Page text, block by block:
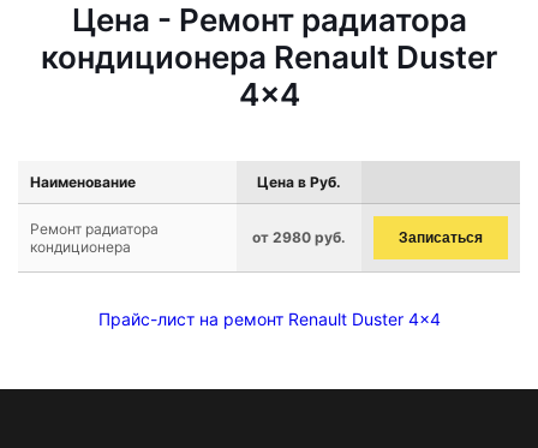
Цена - Ремонт радиатора
кондиционера Renault Duster
4x4
Наименование Цена в Руб.
Ремонт радиатора
кондиционера
от 2980 руб. Записаться
Прайс-лист на ремонт Renault Duster 4x4